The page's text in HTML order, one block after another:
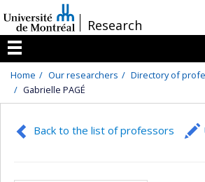
au
contenu
/Research
Menu
Home Our researchers
Directory of
Gabrielle PAGÉ
Back to the list of professors